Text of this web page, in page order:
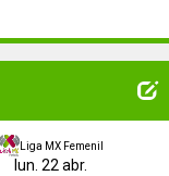
Liga MX Femenil
lun. 22 abr.